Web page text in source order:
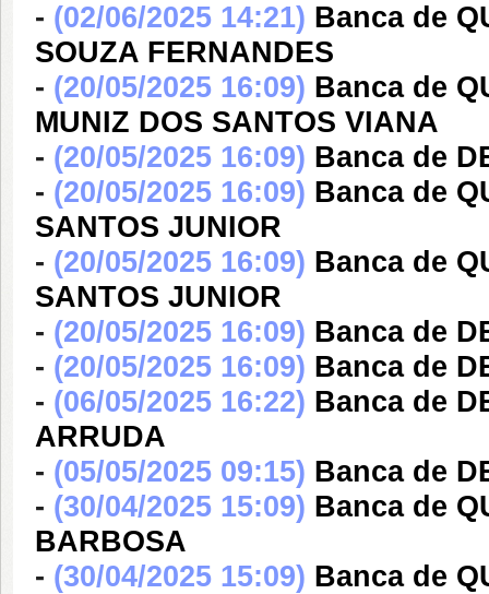
- (02/06/2025 14:21) Banca de
SOUZA FERNANDES
- (20/05/2025 16:09) Banca de
MUNIZ DOS SANTOS VIANA
- (20/05/2025 16:09) Banca de
- (20/05/2025 16:09) Banca de
SANTOS JUNIOR
- (20/05/2025 16:09) Banca de
SANTOS JUNIOR
- (20/05/2025 16:09) Banca de
- (20/05/2025 16:09) Banca de
- (06/05/2025 16:22) Banca de
ARRUDA
- (05/05/2025 09:15) Banca de
- (30/04/2025 15:09) Banca de
BARBOSA
- (30/04/2025 15:09) Banca de